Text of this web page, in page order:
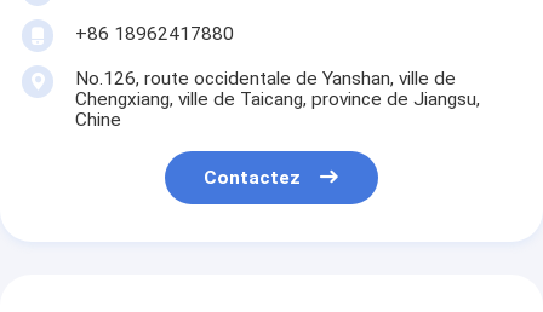
+86 18962417880
No.126, route occidentale de Yanshan, ville de
Chengxiang, ville de Taicang, province de Jiangsu,
Chine
Contactez